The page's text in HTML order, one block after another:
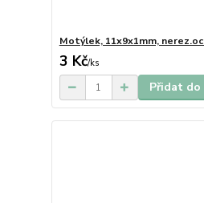
Motýlek, 11x9x1mm,
3 Kč/ks
Přidat do